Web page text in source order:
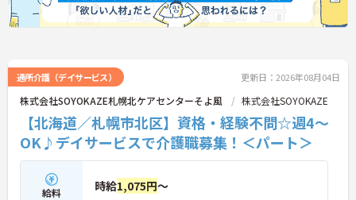
通所介護（デイサービス） 更新日：2026年08月04日
株式会社SOYOKAZE札幌北ケアセンターそよ風 株式会社SOYOKAZE
【北海道／札幌市北区】資格・経験不問☆週4～
OK♪デイサービスで介護職募集！＜パート＞
給料 時給1,075円～